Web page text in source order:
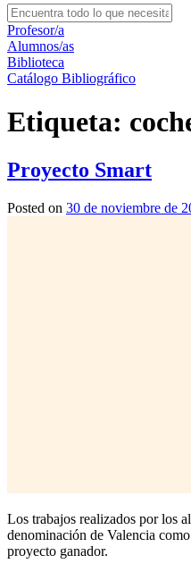
Profesor/a
Alumnos/as
Biblioteca
Catálogo Bibliográfico
Etiqueta:
Proyecto Smart
Posted on 30 de noviembre de
Los trabajos realizados por los
denominación de Valencia
proyecto ganador.